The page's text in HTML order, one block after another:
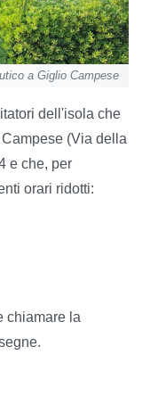
a Giglio Campese
dell'isola che
(Via della
e che, per
orari ridotti:
chiamare la